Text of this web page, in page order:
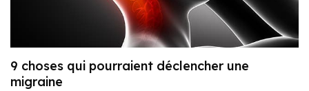
9 choses qui pourraient déclencher une
migraine